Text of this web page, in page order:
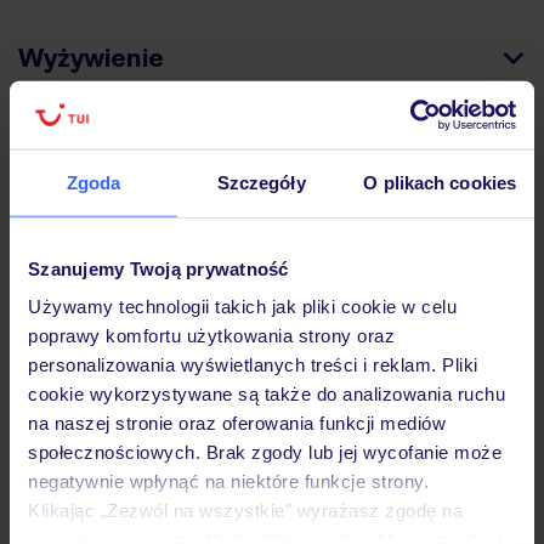
Zgoda Szczegóły O plikach cookies
Szanujemy Twoją prywatność
Używamy technologii takich jak pliki cookie w celu
poprawy komfortu użytkowania strony oraz
personalizowania wyświetlanych treści i reklam. Pliki
cookie wykorzystywane są także do analizowania ruchu
na naszej stronie oraz oferowania funkcji mediów
społecznościowych. Brak zgody lub jej wycofanie może
negatywnie wpłynąć na niektóre funkcje strony.
Klikając „Zezwól na wszystkie” wyrażasz zgodę na
Wyżywienie
Atrakcje
Często zadawane pytania
Jak zmienić uczestników/osobę zgłaszającą?
Czy w Hotelu będzie przedstawiciel TUI?
Na jakiej podstawie i gdzie otrzymam karty
pokładowe/bilety lotnicze?
Zobacz więcej